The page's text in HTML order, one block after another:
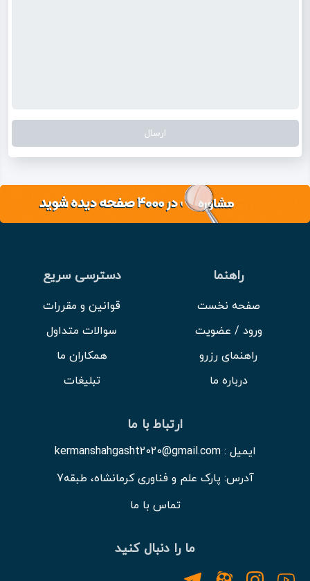
راهنما
صفحه نخست
ورود / عضویت
راهنمای رزرو
درباره ما
دسترسی سریع
قوانین و مقررات
سوالات متداول
همکاران ما
تبلیغات
ارتباط با ما
ایمیل : kermanshahgasht2020@gmail.com
آدرس: پارک علم و فناوری کرمانشاه، طبقه7
تماس با ما
ما را دنبال کنید